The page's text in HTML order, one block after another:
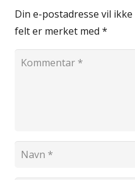
Din e-postadresse vil
felt er merket med *